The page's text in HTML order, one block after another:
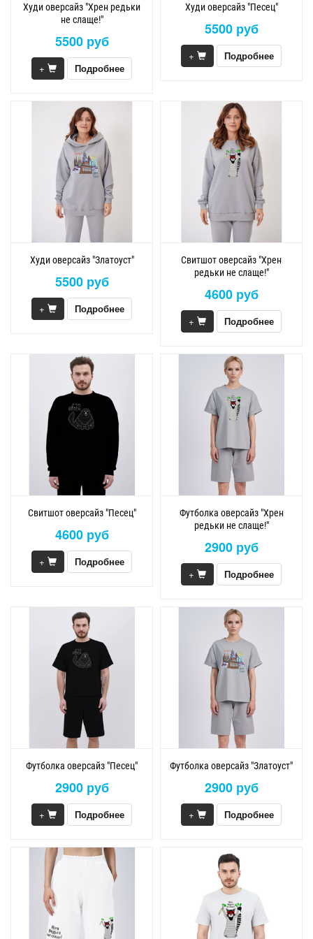
Худи оверсайз "Хрен редьки
не слаще!"
5500 руб
+ Подробнее
Худи оверсайз "Песец"
5500 руб
+ Подробнее
Худи оверсайз "Златоуст"
5500 руб
+ Подробнее
Свитшот оверсайз "Хрен
редьки не слаще!"
4600 руб
+ Подробнее
Свитшот оверсайз "Песец"
4600 руб
+ Подробнее
Футболка оверсайз "Хрен
редьки не слаще!"
2900 руб
+ Подробнее
Футболка оверсайз "Песец"
2900 руб
+ Подробнее
Футболка оверсайз "Златоуст"
2900 руб
+ Подробнее